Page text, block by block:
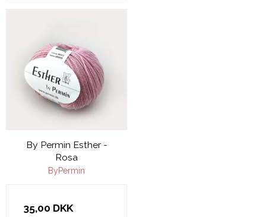
By Permin Esther -
Rosa
ByPermin
35,00 DKK